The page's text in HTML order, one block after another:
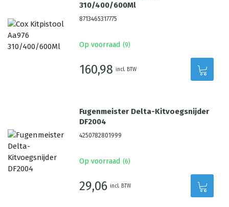
310/400/600Ml
8713465317775
Op voorraad (9)
160,98 incl. BTW
Fugenmeister Delta-Kitvoegsnijder
DF2004
4250782801999
Op voorraad (6)
29,06 incl. BTW